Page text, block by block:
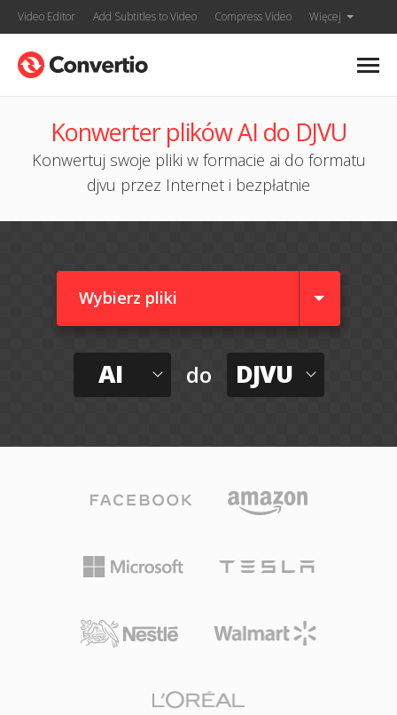
Video Editor Add Subtitles to Video Compress Video Więcej
Konwerter plików AI do DJVU
Konwertuj swoje pliki w formacie ai do formatu
djvu przez Internet i bezpłatnie
Wybierz pliki
AI do DJVU